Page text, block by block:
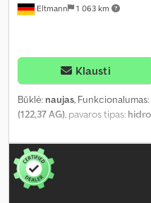
Eltmann 1 063 km
Klausti
Būklė: naujas, Funkcionalumas:
(122,37 AG), pavaros tipas:
, bendras
pavaros būklė:100 procentas,
emisijos klasė:
veikimo valandos:
,
00001
UVV saugos